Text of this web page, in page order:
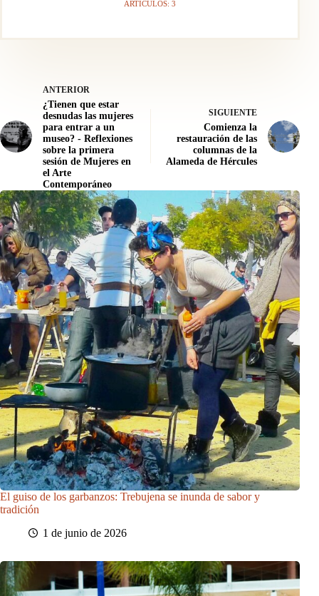
ARTÍCULOS: 3
ANTERIOR
¿Tienen que estar
desnudas las mujeres
para entrar a un
museo? - Reflexiones
sobre la primera
sesión de Mujeres en
el Arte
Contemporáneo
SIGUIENTE
Comienza la
restauración de las
columnas de la
Alameda de Hércules
El guiso de los garbanzos: Trebujena se inunda de sabor y
tradición
1 de junio de 2026